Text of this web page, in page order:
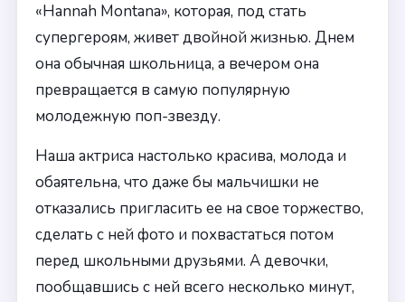
«Hannah Montana», которая, под стать
супергероям, живет двойной жизнью. Днем
она обычная школьница, а вечером она
превращается в самую популярную
молодежную поп-звезду.
Наша актриса настолько красива, молода и
обаятельна, что даже бы мальчишки не
отказались пригласить ее на свое торжество,
сделать с ней фото и похвастаться потом
перед школьными друзьями. А девочки,
пообщавшись с ней всего несколько минут,